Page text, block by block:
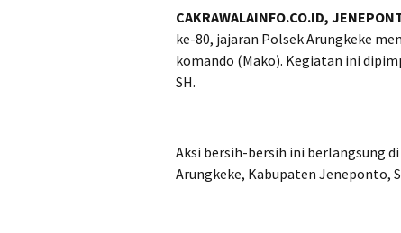
CAKRAWALAINFO.CO.ID,
ke-80, jajaran Polsek Arungkeke
komando (Mako). Kegiatan ini
SH.
Aksi bersih-bersih ini berlangsung
Arungkeke, Kabupaten Jeneponto,